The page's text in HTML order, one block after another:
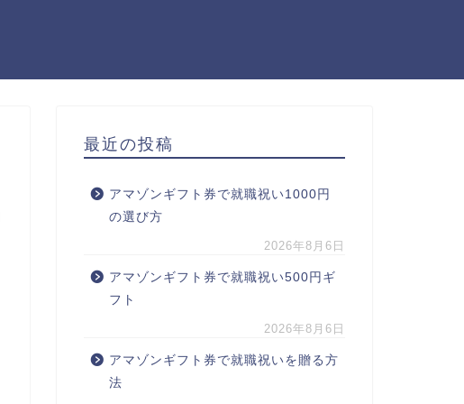
最近の投稿
アマゾンギフト券で就職祝い1000円
の選び方
2026年8月6日
アマゾンギフト券で就職祝い500円ギ
フト
2026年8月6日
アマゾンギフト券で就職祝いを贈る方
法